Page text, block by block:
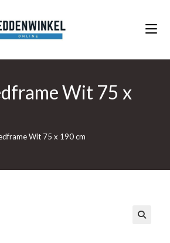
Wit 75 x
Wit 75 x 190 cm